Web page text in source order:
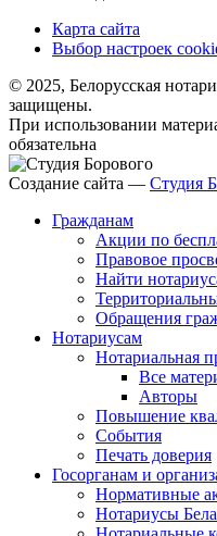
Карта сайта
Выбор настроек
© 2025, Белорусская
защищены.
При использовании
обязательна
Создание сайта — Студия
Гражданам
Акции по
Правовое
Найти
Обращения
Нотариусам
Нотариальная
Все
Авторы
Повышение
События
Печать доверия
Госорганам и
Нормативные
Нотариусы